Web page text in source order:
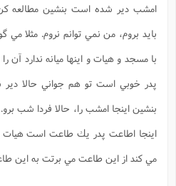
امشب دير شده است بنشين مطالعه
بايد بروم، من نمي توانم نروم. مثلا
با مسجد و هيات و اينها ميانه ندارد آن
پدر خوبي است تو هم جواني حالا
بنشين اينجا امشب را، حالا فردا شب
اينجا اطاعت پدر يك طاعت است
مي كند از اين طاعت مي برتت به اين